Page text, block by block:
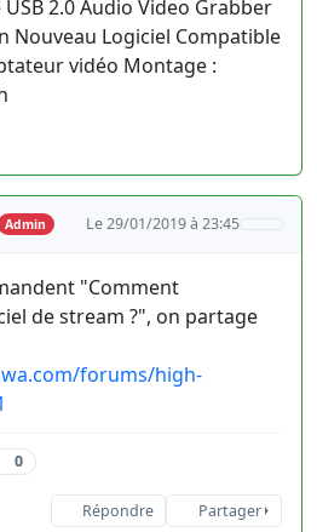
2.0 Audio Video Grabber
Nouveau Logiciel Compatible
vidéo Montage :
Admin Le 29/01/2019 à 23:45
"Comment
de stream ?", on partage
forums/high-
0
Répondre Partager